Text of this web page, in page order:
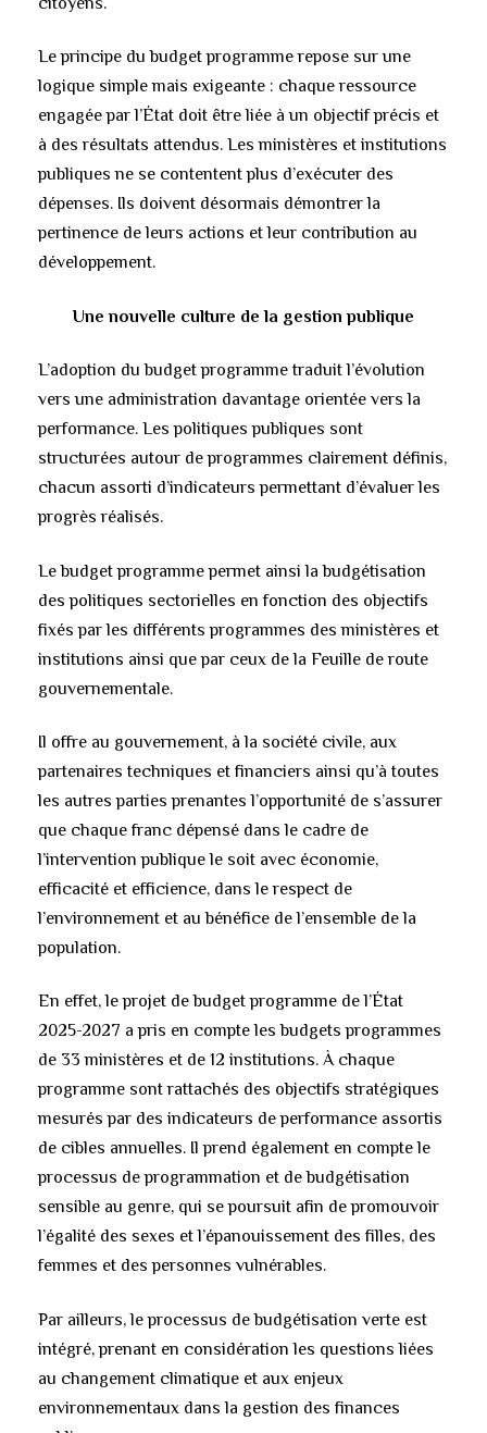
Le principe du budget programme repose sur une
logique simple mais exigeante : chaque ressource
engagée par l’État doit être liée à un objectif précis et
à des résultats attendus. Les ministères et institutions
publiques ne se contentent plus d’exécuter des
dépenses. Ils doivent désormais démontrer la
pertinence de leurs actions et leur contribution au
développement.
Une nouvelle culture de la gestion publique
L’adoption du budget programme traduit l’évolution
vers une administration davantage orientée vers la
performance. Les politiques publiques sont
structurées autour de programmes clairement définis,
chacun assorti d’indicateurs permettant d’évaluer les
progrès réalisés.
Le budget programme permet ainsi la budgétisation
des politiques sectorielles en fonction des objectifs
fixés par les différents programmes des ministères et
institutions ainsi que par ceux de la Feuille de route
gouvernementale.
Il offre au gouvernement, à la société civile, aux
partenaires techniques et financiers ainsi qu’à toutes
les autres parties prenantes l’opportunité de s’assurer
que chaque franc dépensé dans le cadre de
l’intervention publique le soit avec économie,
efficacité et efficience, dans le respect de
l’environnement et au bénéfice de l’ensemble de la
population.
En effet, le projet de budget programme de l’État
2025-2027 a pris en compte les budgets programmes
de 33 ministères et de 12 institutions. À chaque
programme sont rattachés des objectifs stratégiques
mesurés par des indicateurs de performance assortis
de cibles annuelles. Il prend également en compte le
processus de programmation et de budgétisation
sensible au genre, qui se poursuit afin de promouvoir
l’égalité des sexes et l’épanouissement des filles, des
femmes et des personnes vulnérables.
Par ailleurs, le processus de budgétisation verte est
intégré, prenant en considération les questions liées
au changement climatique et aux enjeux
environnementaux dans la gestion des finances